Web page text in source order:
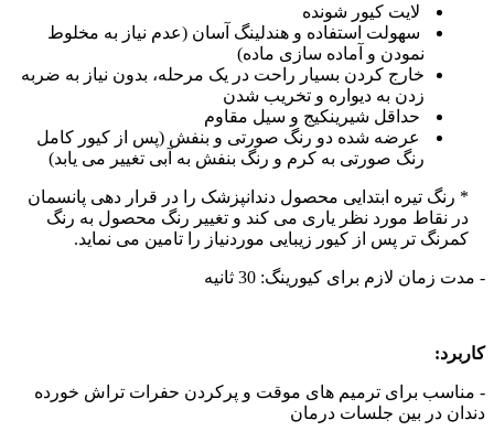
لایت کیور شونده
سهولت استفاده و هندلینگ آسان (عدم نیاز به مخلوط
نمودن و آماده سازی ماده)
خارج کردن بسیار راحت در یک مرحله، بدون نیاز به ضربه
زدن به دیواره و تخریب شدن
حداقل شیرینکیج و سیل مقاوم
عرضه شده دو رنگ صورتی و بنفش (پس از کیور کامل
رنگ صورتی به کرم و رنگ بنفش به آبی تغییر می یابد)
* رنگ تیره ابتدایی محصول دندانپزشک را در قرار دهی پانسمان
در نقاط مورد نظر یاری می کند و تغییر رنگ محصول به رنگ
کمرنگ تر پس از کیور زیبایی موردنیاز را تامین می نماید.
- مدت زمان لازم برای کیورینگ: 30 ثانیه
کاربرد:
- مناسب برای ترمیم های موقت و پرکردن حفرات تراش خورده
دندان در بین جلسات درمان